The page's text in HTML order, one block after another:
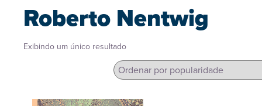
Roberto Nentwig
Exibindo um único resultado